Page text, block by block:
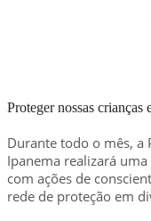
Proteger nossas crianças
Durante todo o mês, a
Ipanema realizará
com ações de
rede de proteção em